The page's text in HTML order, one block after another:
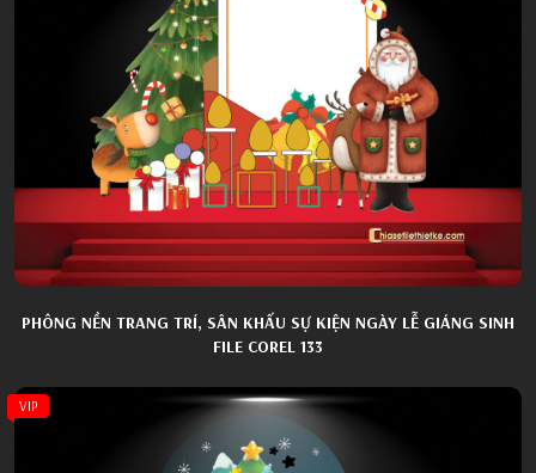
PHÔNG NỀN TRANG TRÍ, SÂN KHẤU SỰ KIỆN NGÀY LỄ GIÁNG SINH
FILE COREL 133
VIP